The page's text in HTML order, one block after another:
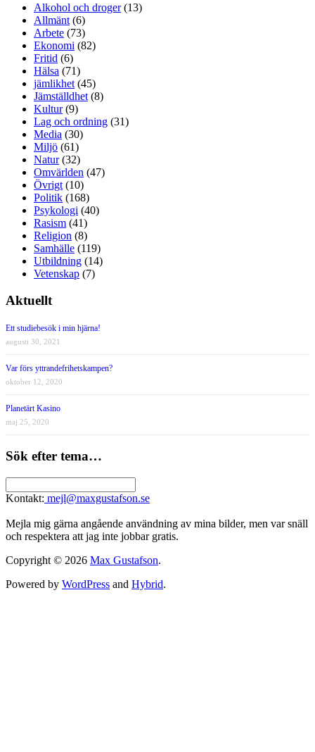
Alkohol och droger(13)
Allmänt (6)
Arbete (73)
Ekonomi (82)
Fritid (6)
Hälsa (71)
jämlikhet (45)
Jämställdhet (8)
Kultur(9)
Lag och ordning (31)
Media (30)
Miljö (61)
Natur(32)
Omvärlden (47)
Övrigt (10)
Politik (168)
Psykologi (40)
Rasism (41)
Religion (8)
Samhälle (119)
Utbildning (14)
Vetenskap (7)
Aktuellt
Ett studiebesök i min hjärna!
augusti 30, 2021
Var förs yttrandefrihetskampen?
oktober 12, 2020
Planetärt Kasino
maj 25, 2020
Sök efter tema…
Kontakt: mejl@maxgustafson.se
Mejla mig gärna angående användning av mina bilder, men var snäll
och respektera att jag inte jobbar gratis.
Copyright © 2026 Max Gustafson.
Powered by WordPress and Hybrid.